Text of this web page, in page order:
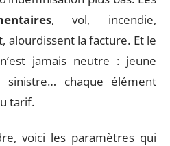
, vol, incendie,
alourdissent la facture. Et le
jamais neutre : jeune
sinistre… chaque élément
tarif.
voici les paramètres qui